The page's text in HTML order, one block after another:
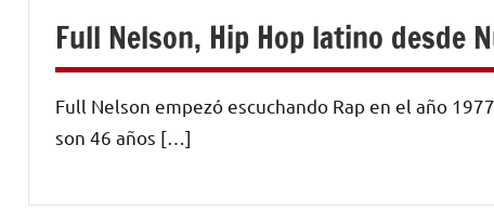
Full Nelson, Hip Hop latino desde
Full Nelson empezó escuchando Rap en el año
son 46 años […]